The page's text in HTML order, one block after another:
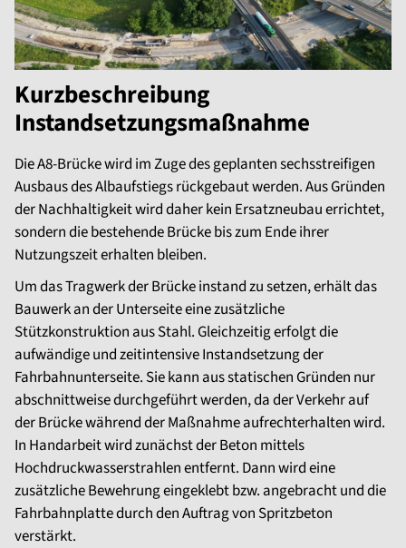
Kurzbeschreibung
Instandsetzungsmaßnahme
Die A8-Brücke wird im Zuge des geplanten sechsstreifigen
Ausbaus des Albaufstiegs rückgebaut werden. Aus Gründen
der Nachhaltigkeit wird daher kein Ersatzneubau errichtet,
sondern die bestehende Brücke bis zum Ende ihrer
Nutzungszeit erhalten bleiben.
Um das Tragwerk der Brücke instand zu setzen, erhält das
Bauwerk an der Unterseite eine zusätzliche
Stützkonstruktion aus Stahl. Gleichzeitig erfolgt die
aufwändige und zeitintensive Instandsetzung der
Fahrbahnunterseite. Sie kann aus statischen Gründen nur
abschnittweise durchgeführt werden, da der Verkehr auf
der Brücke während der Maßnahme aufrechterhalten wird.
In Handarbeit wird zunächst der Beton mittels
Hochdruckwasserstrahlen entfernt. Dann wird eine
zusätzliche Bewehrung eingeklebt bzw. angebracht und die
Fahrbahnplatte durch den Auftrag von Spritzbeton
verstärkt.